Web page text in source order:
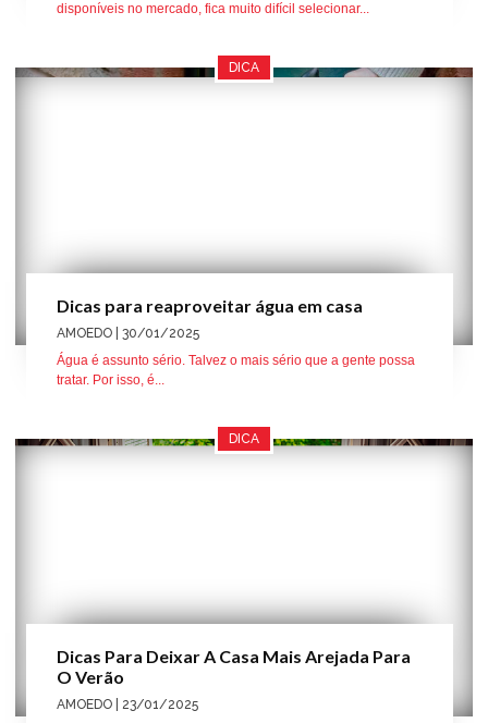
disponíveis no mercado, fica muito difícil selecionar...
DICA
Dicas para reaproveitar água em casa
AMOEDO | 30/01/2025
Água é assunto sério. Talvez o mais sério que a gente possa
tratar. Por isso, é...
DICA
Dicas Para Deixar A Casa Mais Arejada Para
O Verão
AMOEDO | 23/01/2025